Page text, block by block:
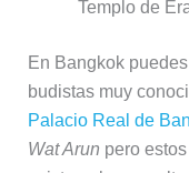
Templo de
En Bangkok
budistas muy
Palacio Real de
Wat Arun pero